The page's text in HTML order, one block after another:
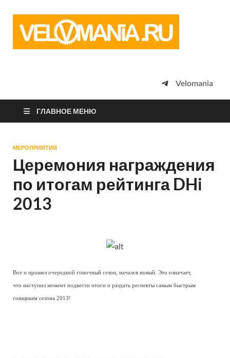
просто
Velomania
ГЛАВНОЕ МЕНЮ
МЕРОПРИЯТИЯ
Церемония награждения
по итогам рейтинга DHi
2013
Вот и прошел очередной гоночный сезон, начался новый. Это означает,
что наступил момент подвести итоги и раздать респекты самым быстрым
гонщикам сезона 2013!